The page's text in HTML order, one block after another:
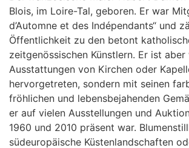
Blois, im Loire-Tal, geboren. Er war
d’Automne et des Indépendants“ und
Öffentlichkeit zu den betont
zeitgenössischen Künstlern. Er ist
Ausstattungen von Kirchen oder
hervorgetreten, sondern mit seinen
fröhlichen und lebensbejahenden
er auf vielen Ausstellungen und
1960 und 2010 präsent war.
südeuropäische Küstenlandschaften